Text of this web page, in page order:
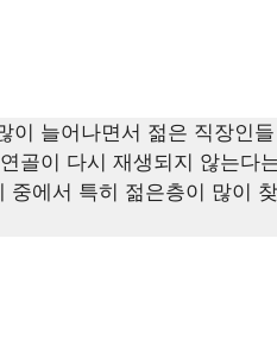
늘어나면서 젊은 직장인
골이 다시 재생되지 않는다
에서 특히 젊은층이 많이